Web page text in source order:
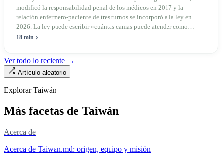
modificó la responsabilidad penal de los médicos en 2017 y la
relación enfermero-paciente de tres turnos se incorporó a la ley en
2026. La ley puede escribir «cuántas camas puede atender como
máximo una enfermera», pero no puede escribir «si existe esa
Ley de Médicos, es la ley raíz sobre cómo existe la institución del
«hospital» en Taiwán, y la tensión sin resolver durante cuarenta años
mercado.
18 min
Ver todo lo reciente →
Artículo aleatorio
Explorar Taiwán
Más facetas de Taiwán
Acerca de
Acerca de Taiwan.md: origen, equipo y misión